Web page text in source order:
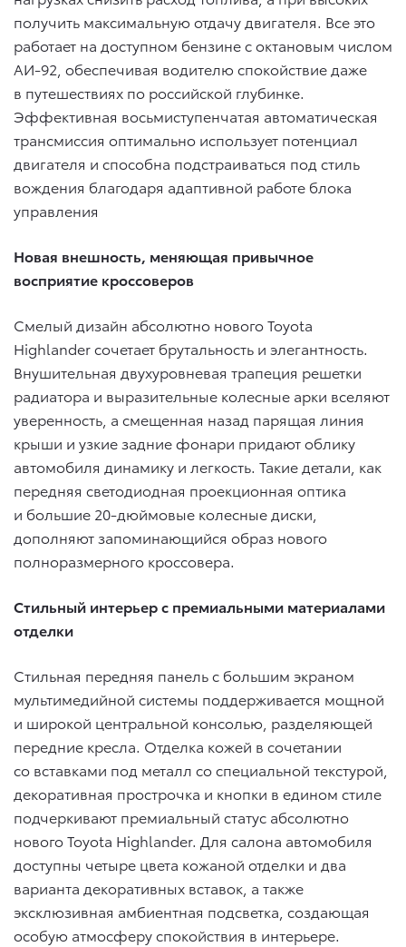
получить максимальную отдачу двигателя. Все это
работает на доступном бензине с октановым числом
АИ-92, обеспечивая водителю спокойствие даже
в путешествиях по российской глубинке.
Эффективная восьмиступенчатая автоматическая
трансмиссия оптимально использует потенциал
двигателя и способна подстраиваться под стиль
вождения благодаря адаптивной работе блока
управления
Новая внешность, меняющая привычное
восприятие кроссоверов
Cмелый дизайн абсолютно нового Toyota
Highlander сочетает брутальность и элегантность.
Внушительная двухуровневая трапеция решетки
радиатора и выразительные колесные арки вселяют
уверенность, а смещенная назад парящая линия
крыши и узкие задние фонари придают облику
автомобиля динамику и легкость. Такие детали, как
передняя светодиодная проекционная оптика
и большие 20-дюймовые колесные диски,
дополняют запоминающийся образ нового
полноразмерного кроссовера.
Стильный интерьер с премиальными материалами
отделки
Стильная передняя панель с большим экраном
мультимедийной системы поддерживается мощной
и широкой центральной консолью, разделяющей
передние кресла. Отделка кожей в сочетании
со вставками под металл со специальной текстурой,
декоративная прострочка и кнопки в едином стиле
подчеркивают премиальный статус абсолютно
нового Toyota Highlander. Для салона автомобиля
доступны четыре цвета кожаной отделки и два
варианта декоративных вставок, а также
эксклюзивная амбиентная подсветка, создающая
особую атмосферу спокойствия в интерьере.